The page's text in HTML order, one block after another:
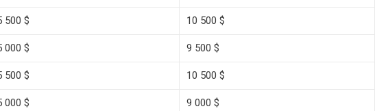
500 $ 10 500 $
000 $ 9 500 $
500 $ 10 500 $
000 $ 9 000 $